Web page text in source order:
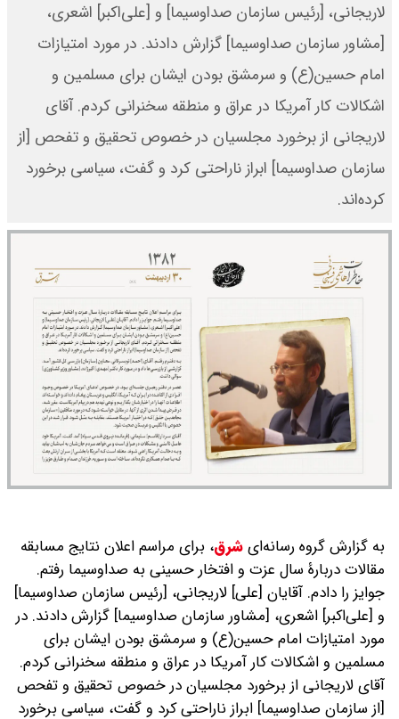
لاریجانی، [رئیس سازمان صداوسیما] و [علی‌اکبر] اشعری،
[مشاور سازمان صداوسیما] گزارش دادند. در مورد امتیازات
امام حسین(ع) و سرمشق بودن ایشان برای مسلمین و
اشکالات‌ کار آمریکا در عراق و منطقه سخنرانی کردم. آقای
لاریجانی از برخورد مجلسیان در خصوص تحقیق و تفحص [از
سازمان صداوسیما] ابراز ناراحتی‌ کرد و گفت، سیاسی برخورد
کرده‌اند.
به گزارش گروه رسانه‌ایشرق، برای مراسم اعلان نتایج مسابقه
مقالات دربارۀ سال عزت و افتخار حسینی به صداوسیما رفتم.
جوایز را دادم. آقایان [علی] لاریجانی، [رئیس سازمان صداوسیما]
و [علی‌اکبر] اشعری، [مشاور سازمان صداوسیما] گزارش دادند. در
مورد امتیازات امام حسین(ع) و سرمشق بودن ایشان برای
مسلمین و اشکالات‌ کار آمریکا در عراق و منطقه سخنرانی کردم.
آقای لاریجانی از برخورد مجلسیان در خصوص تحقیق و تفحص
[از سازمان صداوسیما] ابراز ناراحتی‌ کرد و گفت، سیاسی برخورد